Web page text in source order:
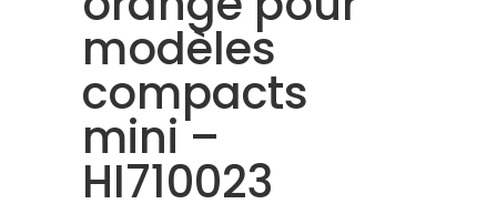
modèles
compacts
mini –
HI710023